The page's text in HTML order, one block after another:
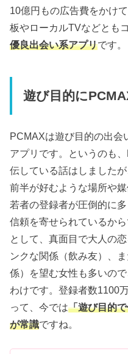
10億円もの広告費をかけ
板やローカルTVなどとも
優良出会い系アプリです。
遊び目的に
PCMAXは遊び目的の出会
アプリです。というのも
伝している話はしました
前半が好むような場所や
若者の登録者が圧倒的に
信頼を寄せられているか
として、真面目で大人の
ンクな関係（飲み友）、
係）を望む女性も多いの
わけです。登録者数1100
って、今では「遊び目的
が常識ですね。